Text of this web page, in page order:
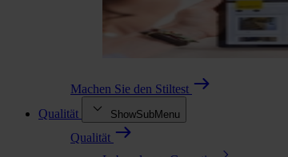
Machen Sie den Stiltest
Qualität
ShowSubMenu
Qualität